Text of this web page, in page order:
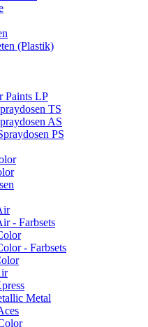
(Plastik)
Paints LP
TS
AS
PS
- Farbsets
- Farbsets
Metal